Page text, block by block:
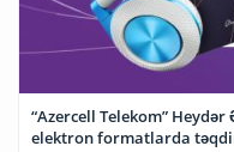
“Azercell Telekom”
elektron formatlarda